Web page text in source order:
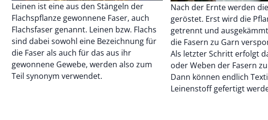
Leinen ist eine aus den Stängeln der
Flachspflanze gewonnene Faser, auch
Flachsfaser genannt. Leinen bzw. Flachs
sind dabei sowohl eine Bezeichnung für
die Faser als auch für das aus ihr
gewonnene Gewebe, werden also zum
Teil synonym verwendet.
Nach der Ernte werden
geröstet. Erst wird die
getrennt und
die Fasern zu Garn
Als letzter Schritt erfolgt
oder Weben der Fasern
Dann können endlich
Leinenstoff gefertigt